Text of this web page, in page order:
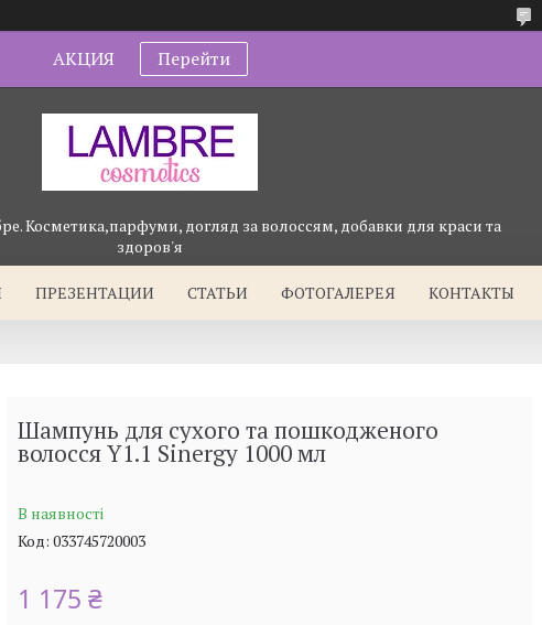
АКЦИЯ Перейти
Косметика,парфуми, догляд за волоссям, добавки для краси та
здоров'я
ПРЕЗЕНТАЦИИ СТАТЬИ ФОТОГАЛЕРЕЯ КОНТАКТЫ
Шампунь для сухого та пошкодженого
волосся Y1.1 Sinergy 1000 мл
В наявності
Код: 033745720003
1 175 ₴